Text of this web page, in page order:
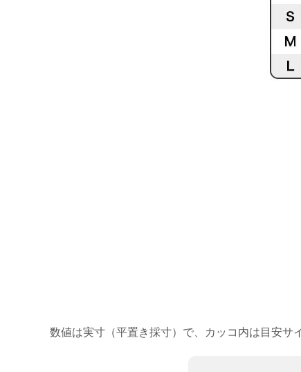
数値は実寸（平置き採寸）で、カッコ内は目安サ